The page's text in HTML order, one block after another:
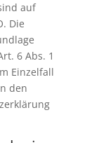
auf
Die
6 Abs. 1
Einzelfall
den